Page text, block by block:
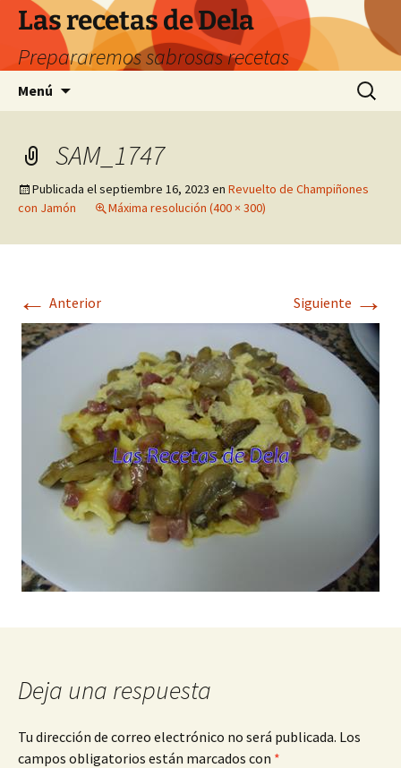
Saltar
contenido
Las recetas de Dela
Prepararemos sabrosas recetas
Menú Buscar:
SAM_1747
Publicada elseptiembre 16, 2023 en Revuelto de Champiñones
con Jamón
Máxima resolución (400 × 300)
← Anterior Siguiente →
Deja una respuesta
Tu dirección de correo electrónico no será publicada. Los
campos obligatorios están marcados con *